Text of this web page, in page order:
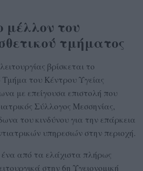
μέλλον του
τμήματος
βρίσκεται το
Τμήμα του Κέντρου Υγείας
με επείγουσα επιστολή που
Σύλλογος Μεσσηνίας,
του κινδύνου για την επάρκεια
υπηρεσιών στην περιοχή.
από τα ελάχιστα πλήρως
στην 6η Υγειονομική